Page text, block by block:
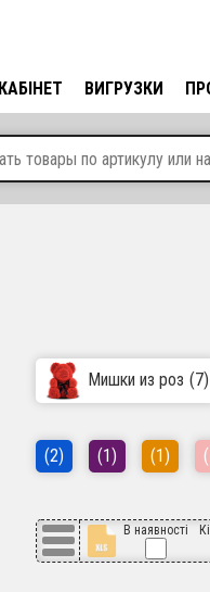
КАБІНЕТ ВИГРУЗКИ
Мишки из роз (7)
(2) (1) (1)
В наявності